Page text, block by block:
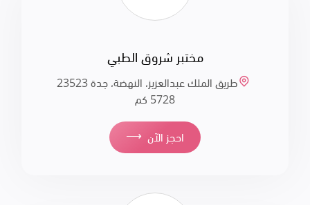
مختبر شروق الطبي
طريق الملك عبدالعزيز، النهضة، جدة 23523
5728 كم
⟶ احجز الآن